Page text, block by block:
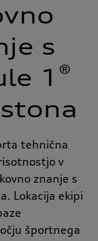
s
1 ®
tehnična
v
znanje s
Lokacija ekipi
športnega